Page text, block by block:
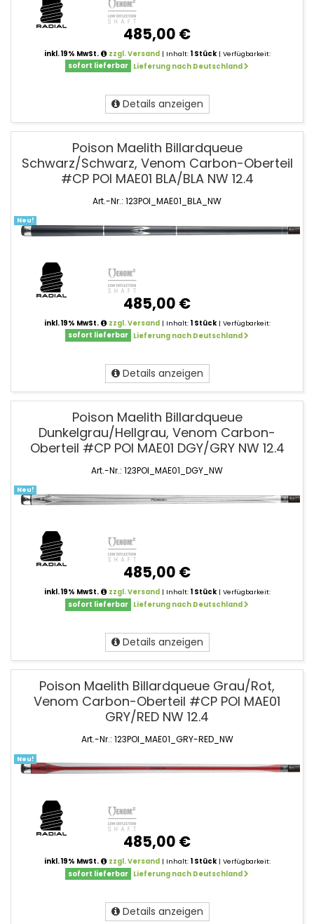
485,00 €
inkl. 19% MwSt. zzgl. Versand| Inhalt: 1 Stück| Verfügbarkeit:
sofort lieferbar
Lieferung nach Deutschland
Details anzeigen
Poison Maelith Billardqueue
Schwarz/Schwarz, Venom Carbon-Oberteil
#CP POI MAE01 BLA/BLA NW 12.4
Art.-Nr.: 123POI_MAE01_BLA_NW
Neu!
485,00 €
inkl. 19% MwSt. zzgl. Versand| Inhalt: 1 Stück| Verfügbarkeit:
sofort lieferbar
Lieferung nach Deutschland
Details anzeigen
Poison Maelith Billardqueue
Dunkelgrau/Hellgrau, Venom Carbon-
Oberteil #CP POI MAE01 DGY/GRY NW 12.4
Art.-Nr.: 123POI_MAE01_DGY_NW
Neu!
485,00 €
inkl. 19% MwSt. zzgl. Versand | Inhalt: 1 Stück| Verfügbarkeit:
sofort lieferbar
Lieferung nach Deutschland
Details anzeigen
Poison Maelith Billardqueue Grau/Rot,
Venom Carbon-Oberteil #CP POI MAE01
GRY/RED NW 12.4
Art.-Nr.: 123POI_MAE01_GRY-RED_NW
Neu!
485,00 €
inkl. 19% MwSt. zzgl. Versand| Inhalt: 1 Stück| Verfügbarkeit:
sofort lieferbar
Lieferung nach Deutschland
Details anzeigen